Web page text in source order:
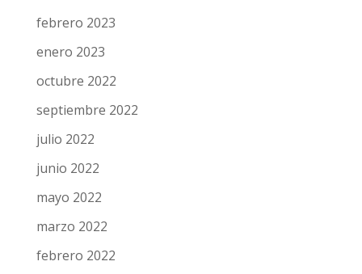
febrero 2023
enero 2023
octubre 2022
septiembre 2022
julio 2022
junio 2022
mayo 2022
marzo 2022
febrero 2022